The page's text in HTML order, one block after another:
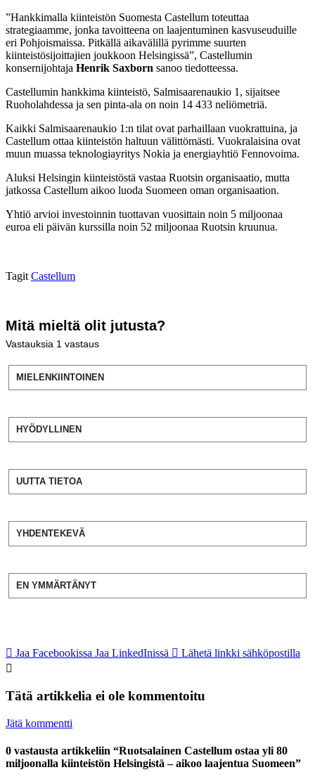
”Hankkimalla kiinteistön Suomesta Castellum toteuttaa
strategiaamme, jonka tavoitteena on laajentuminen kasvuseuduille
eri Pohjoismaissa. Pitkällä aikavälillä pyrimme suurten
kiinteistösijoittajien joukkoon Helsingissä”, Castellumin
konsernijohtaja Henrik Saxborn sanoo tiedotteessa.
Castellumin hankkima kiinteistö, Salmisaarenaukio 1, sijaitsee
Ruoholahdessa ja sen pinta-ala on noin 14 433 neliömetriä.
Kaikki Salmisaarenaukio 1:n tilat ovat parhaillaan vuokrattuina, ja
Castellum ottaa kiinteistön haltuun välittömästi. Vuokralaisina ovat
muun muassa teknologiayritys Nokia ja energiayhtiö Fennovoima.
Aluksi Helsingin kiinteistöstä vastaa Ruotsin organisaatio, mutta
jatkossa Castellum aikoo luoda Suomeen oman organisaation.
Yhtiö arvioi investoinnin tuottavan vuosittain noin 5 miljoonaa
euroa eli päivän kurssilla noin 52 miljoonaa Ruotsin kruunua.
Tagit Castellum
Mitä mieltä olit jutusta?
Vastauksia 1 vastaus
MIELENKIINTOINEN
HYÖDYLLINEN
UUTTA TIETOA
YHDENTEKEVÄ
EN YMMÄRTÄNYT
Jaa Facebookissa Jaa LinkedInissä Lähetä linkki sähköpostilla
Tätä artikkelia ei ole kommentoitu
Jätä kommentti
0 vastausta artikkeliin “Ruotsalainen Castellum ostaa yli 80
miljoonalla kiinteistön Helsingistä – aikoo laajentua Suomeen”